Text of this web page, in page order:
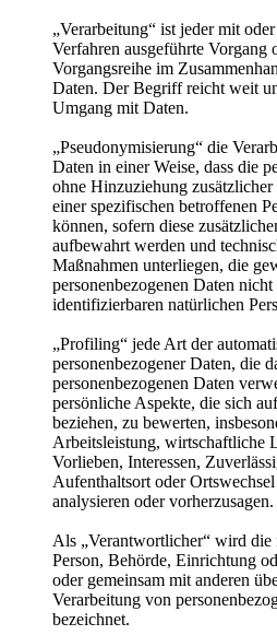
„Verarbeitung“ ist jeder mit
Verfahren ausgeführte Vorgang
Vorgangsreihe im
Daten. Der Begriff reicht weit
Umgang mit Daten.
„Pseudonymisierung“ die
Daten in einer Weise, dass die
ohne Hinzuziehung
einer spezifischen betroffenen
können, sofern diese
aufbewahrt werden und
Maßnahmen unterliegen, die
personenbezogenen Daten
identifizierbaren natürlichen
„Profiling“ jede Art der
personenbezogener Daten, die
personenbezogenen Daten
persönliche Aspekte, die sich
beziehen, zu bewerten,
Arbeitsleistung, wirtschaftliche
Vorlieben, Interessen,
Aufenthaltsort oder
analysieren oder vorherzusagen.
Als „Verantwortlicher“ wird die
Person, Behörde, Einrichtung
oder gemeinsam mit anderen
Verarbeitung von
bezeichnet.